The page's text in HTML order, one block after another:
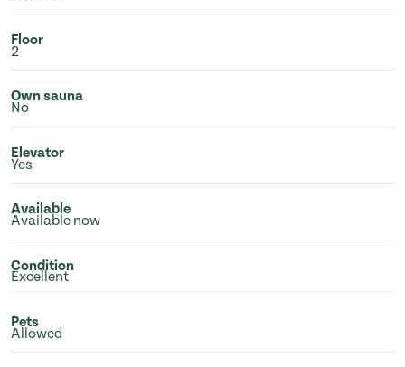
Floor
2
Own sauna
No
Elevator
Yes
Available
Available now
Condition
Excellent
Pets
Allowed